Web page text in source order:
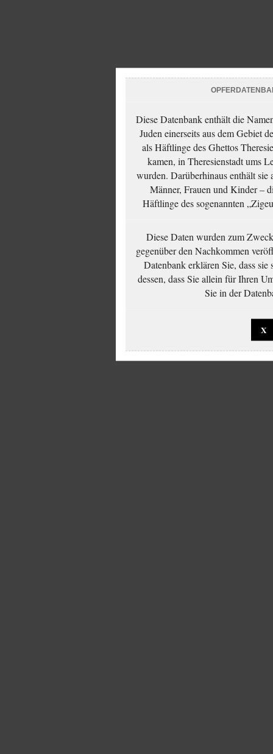
Diese Datenbank enthält die
Juden einerseits aus dem Gebiet
als Häftlinge des Ghettos
kamen, in Theresienstadt ums
wurden. Darüberhinaus enthält
Männer, Frauen und Kinder –
Häftlinge des sogenannten
Diese Daten wurden zum
gegenüber den Nachkommen
Datenbank erklären Sie, dass sie
dessen, dass Sie allein für Ihren
Sie in der
X